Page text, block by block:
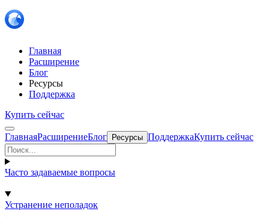
Главная
Расширение
Блог
Ресурсы
Поддержка
Купить сейчас
ГлавнаяРасширениеБлог Ресурсы ПоддержкаКупить сейчас
Часто задаваемые вопросы
Устранение неполадок